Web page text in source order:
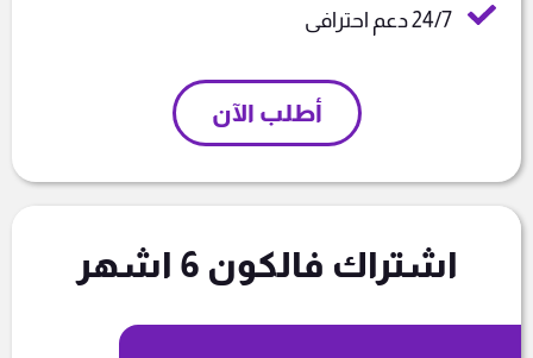
24/7 دعم احترافى
أطلب الآن
اشتراك فالكون 6 اشهر